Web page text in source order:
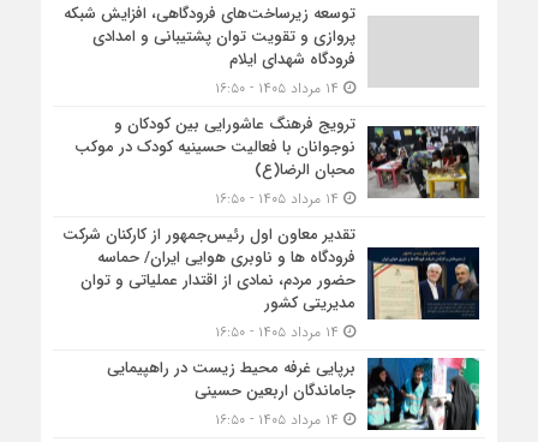
توسعه زیرساخت‌های فرودگاهی، افزایش شبکه
پروازی و تقویت توان پشتیبانی و امدادی
فرودگاه شهدای ایلام
ترویج فرهنگ عاشورایی بین کودکان و
نوجوانان با فعالیت حسینیه کودک در موکب
محبان الرضا(ع)
تقدیر معاون اول رئیس‌جمهور از کارکنان شرکت
فرودگاه ها و ناوبری هوایی ایران/ حماسه
حضور مردم، نمادی از اقتدار عملیاتی و توان
مدیریتی کشور
برپایی غرفه محیط زیست در راهپیمایی
جاماندگان اربعین حسینی